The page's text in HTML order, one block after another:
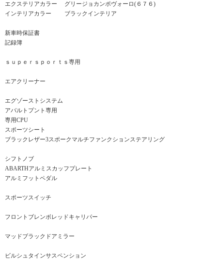
エクステリアカラー グリージョカンポヴォーロ(６７６)
インテリアカラー ブラックインテリア
新車時保証書
記録簿
ｓｕｐｅｒｓｐｏｒｔｓ専用
エアクリーナー
エグゾーストシステム
アバルトプント専用
専用CPU
スポーツシート
ブラックレザー3スポークマルチファンクションステアリング
シフトノブ
ABARTHアルミスカッフプレート
アルミフットペダル
スポーツスイッチ
フロントブレンボレッドキャリパー
マッドブラックドアミラー
ビルシュタインサスペンション